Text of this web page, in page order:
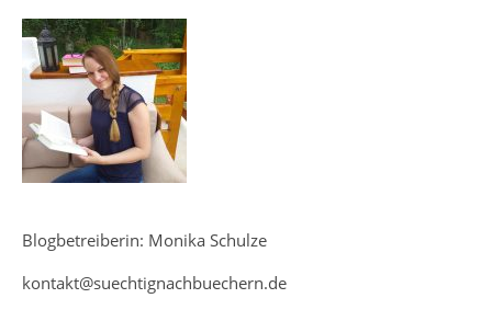
Blogbetreiberin: Monika Schulze
kontakt@suechtignachbuechern.de